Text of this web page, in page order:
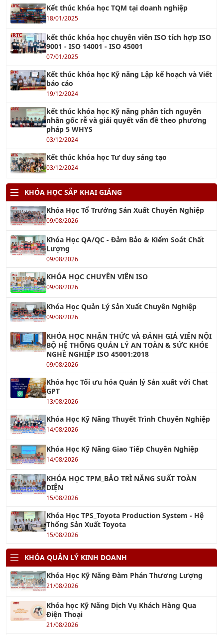
Kết thúc khóa học TQM tại doanh nghiệp
18/01/2025
kết thúc khóa học chuyên viên ISO tích hợp ISO
9001 - ISO 14001 - ISO 45001
07/01/2025
Kết thúc khóa học Kỹ năng Lập kế hoạch và Viết
báo cáo
19/12/2024
kết thúc khóa học Kỹ năng phân tích nguyên
nhân gốc rễ và giải quyết vấn đề theo phương
pháp 5 WHYS
03/12/2024
Kết thúc khóa học Tư duy sáng tạo
03/12/2024
KHÓA HỌC SẮP KHAI GIẢNG
Khóa Học Tổ Trưởng Sản Xuất Chuyên Nghiệp
09/08/2026
Khóa Học QA/QC - Đảm Bảo & Kiểm Soát Chất
Lượng
09/08/2026
KHÓA HỌC CHUYÊN VIÊN ISO
09/08/2026
Khóa Học Quản Lý Sản Xuất Chuyên Nghiệp
09/08/2026
KHÓA HỌC NHẬN THỨC VÀ ĐÁNH GIÁ VIÊN NỘI
BỘ HỆ THỐNG QUẢN LÝ AN TOÀN & SỨC KHỎE
NGHỀ NGHIỆP ISO 45001:2018
09/08/2026
Khóa học Tối ưu hóa Quản lý Sản xuất với Chat
GPT
13/08/2026
Khóa Học Kỹ Năng Thuyết Trình Chuyên Nghiệp
14/08/2026
Khóa Học Kỹ Năng Giao Tiếp Chuyên Nghiệp
14/08/2026
KHÓA HỌC TPM_BẢO TRÌ NĂNG SUẤT TOÀN
DIỆN
15/08/2026
Khóa Học TPS_Toyota Production System - Hệ
Thống Sản Xuất Toyota
15/08/2026
KHÓA QUẢN LÝ KINH DOANH
Khóa Học Kỹ Năng Đàm Phán Thương Lượng
21/08/2026
Khóa học Kỹ Năng Dịch Vụ Khách Hàng Qua
Điện Thoại
21/08/2026